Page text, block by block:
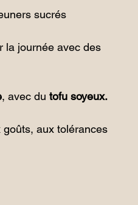
sucrés
la journée avec des
, avec du tofu soyeux.
goûts, aux tolérances